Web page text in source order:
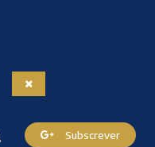
Subscrever